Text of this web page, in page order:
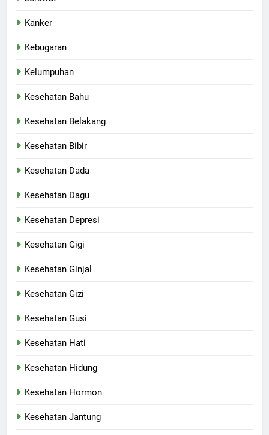
Kanker
Kebugaran
Kelumpuhan
Kesehatan Bahu
Kesehatan Belakang
Kesehatan Bibir
Kesehatan Dada
Kesehatan Dagu
Kesehatan Depresi
Kesehatan Gigi
Kesehatan Ginjal
Kesehatan Gizi
Kesehatan Gusi
Kesehatan Hati
Kesehatan Hidung
Kesehatan Hormon
Kesehatan Jantung